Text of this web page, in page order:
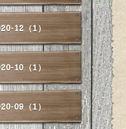
12（1）
10（1）
09（1）